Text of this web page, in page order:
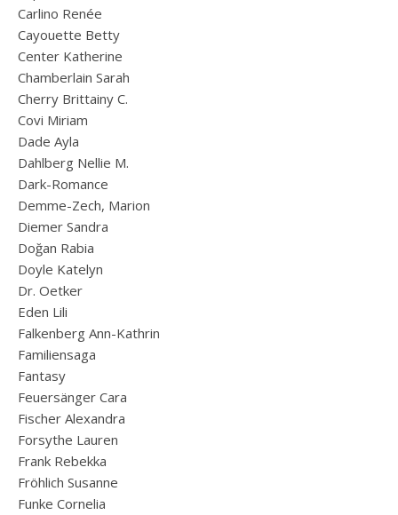
Carlino Renée
Cayouette Betty
Center Katherine
Chamberlain Sarah
Cherry Brittainy C.
Covi Miriam
Dade Ayla
Dahlberg Nellie M.
Dark-Romance
Demme-Zech, Marion
Diemer Sandra
Doğan Rabia
Doyle Katelyn
Dr. Oetker
Eden Lili
Falkenberg Ann-Kathrin
Familiensaga
Fantasy
Feuersänger Cara
Fischer Alexandra
Forsythe Lauren
Frank Rebekka
Fröhlich Susanne
Funke Cornelia